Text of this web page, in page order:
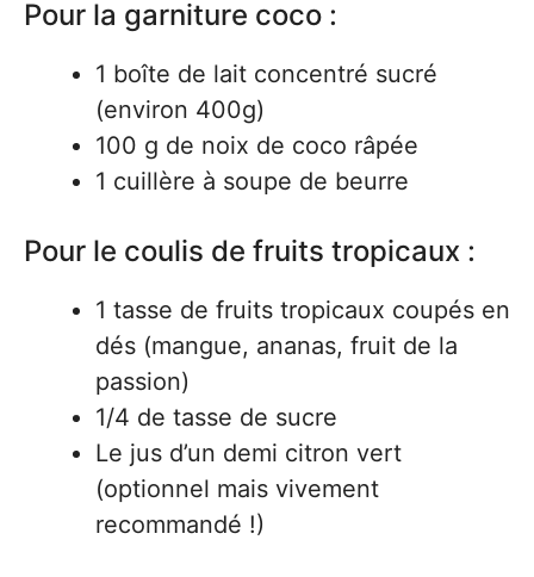
Pour la garniture coco :
1 boîte de lait concentré sucré
(environ 400g)
100 g de noix de coco râpée
1 cuillère à soupe de beurre
Pour le coulis de fruits tropicaux :
1 tasse de fruits tropicaux coupés en
dés (mangue, ananas, fruit de la
passion)
1/4 de tasse de sucre
Le jus d’un demi citron vert
(optionnel mais vivement
recommandé !)